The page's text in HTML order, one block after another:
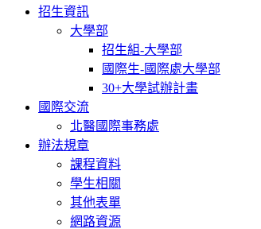
招生資訊
大學部
招生組-大學部
國際生-國際處大學部
30+大學試辦計畫
國際交流
北醫國際事務處
辦法規章
課程資料
學生相關
其他表單
網路資源